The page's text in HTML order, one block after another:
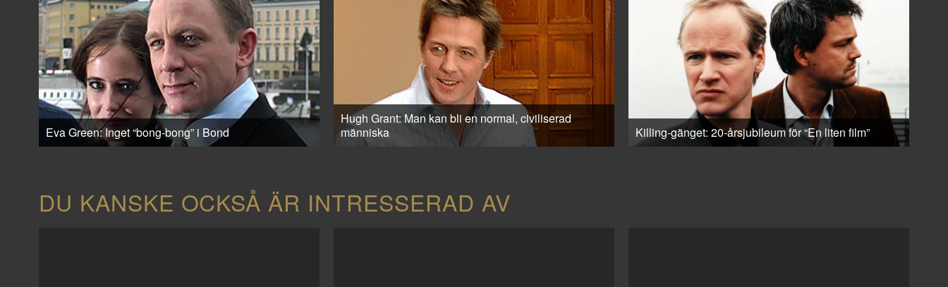
Eva Green: Inget “bong-bong” i Bond
Hugh Grant: Man kan bli en normal, civiliserad
människa
Killing-gänget: 20-årsjubileum för “En liten film”
DU KANSKE OCKSÅ ÄR INTRESSERAD AV